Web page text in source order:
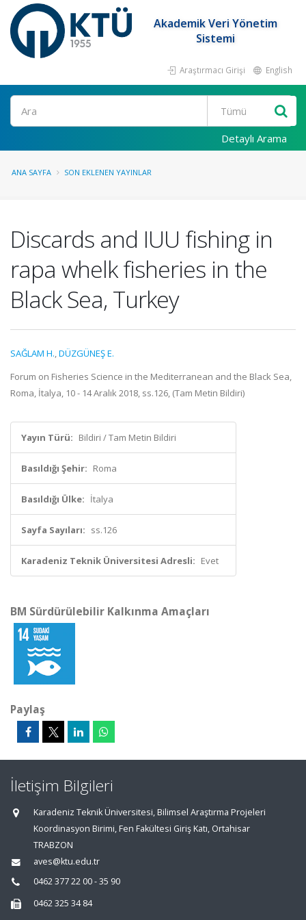
Akademik Veri Yönetim
Sistemi
Araştırmacı Girişi English
Ara
Detaylı Arama
ANA SAYFA SON EKLENEN YAYINLAR
Discards and IUU fishing in
rapa whelk fisheries in the
Black Sea, Turkey
SAĞLAM H.,DÜZGÜNEŞ E.
Forum on Fisheries Science in the Mediterranean and the Black Sea,
Roma, İtalya, 10 - 14 Aralık 2018, ss.126, (Tam Metin Bildiri)
Yayın Türü: Bildiri / Tam Metin Bildiri
Basıldığı Şehir: Roma
Basıldığı Ülke: İtalya
Sayfa Sayıları: ss.126
Karadeniz Teknik Üniversitesi Adresli: Evet
BM Sürdürülebilir Kalkınma Amaçları
Paylaş
İletişim Bilgileri
Karadeniz Teknik Üniversitesi, Bilimsel Araştırma Projeleri
Koordinasyon Birimi, Fen Fakültesi Giriş Katı, Ortahisar
TRABZON
aves@ktu.edu.tr
0462 377 22 00 - 35 90
0462 325 34 84